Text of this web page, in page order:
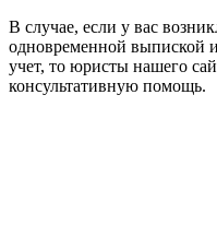
В случае, если у вас
одновременной выпиской
учет, то юристы нашего
консультативную помощь.